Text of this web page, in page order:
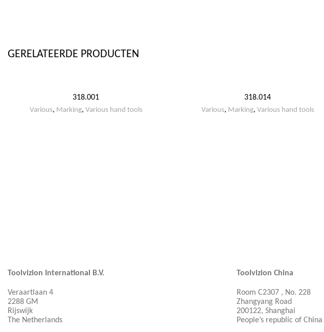
GERELATEERDE PRODUCTEN
318.001
Various, Marking, Various hand tools
318.014
Various, Marking, Various hand tools
Toolvizion International B.V.
Veraartlaan 4
2288 GM
Rijswijk
The Netherlands
Toolvizion China
Room C2307 , No. 228
Zhangyang Road
200122, Shanghai
People’s republic of China